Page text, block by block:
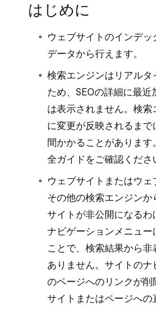
はじめに
ウェブサイトのインデッ
データから行えます。
検索エンジンはリアルタ
ため、SEOの詳細に最
は表示されません。検
に変更が反映されるまで
間かかることがあります
全ガイド をご確認くださ
ウェブサイトまたはウ
その他の検索エンジンか
サイトが非公開になるわ
ナビゲーションメニュー
ことで、検索結果から
ありません。サイトの
のページへのリンクが削
サイトまたはページへの